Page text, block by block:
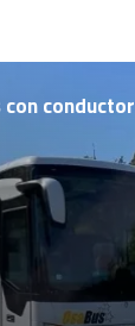
conductor